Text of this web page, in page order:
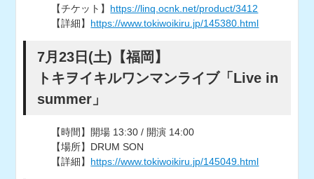
【チケット】 https://linq.ocnk.net/product/3412
【詳細】 https://www.tokiwoikiru.jp/145380.html
7月23日(土)【福岡】
トキヲイキルワンマンライブ「Live in
summer」
【時間】開場 13:30 / 開演 14:00
【場所】DRUM SON
【詳細】 https://www.tokiwoikiru.jp/145049.html